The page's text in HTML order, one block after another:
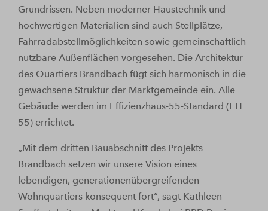
Grundrissen. Neben moderner Haustechnik und
hochwertigen Materialien sind auch Stellplätze,
Fahrradabstellmöglichkeiten sowie gemeinschaftlich
nutzbare Außenflächen vorgesehen. Die Architektur
des Quartiers Brandbach fügt sich harmonisch in die
gewachsene Struktur der Marktgemeinde ein. Alle
Gebäude werden im Effizienzhaus-55-Standard (EH
55) errichtet.
„Mit dem dritten Bauabschnitt des Projekts
Brandbach setzen wir unsere Vision eines
lebendigen, generationenübergreifenden
Wohnquartiers konsequent fort“, sagt Kathleen